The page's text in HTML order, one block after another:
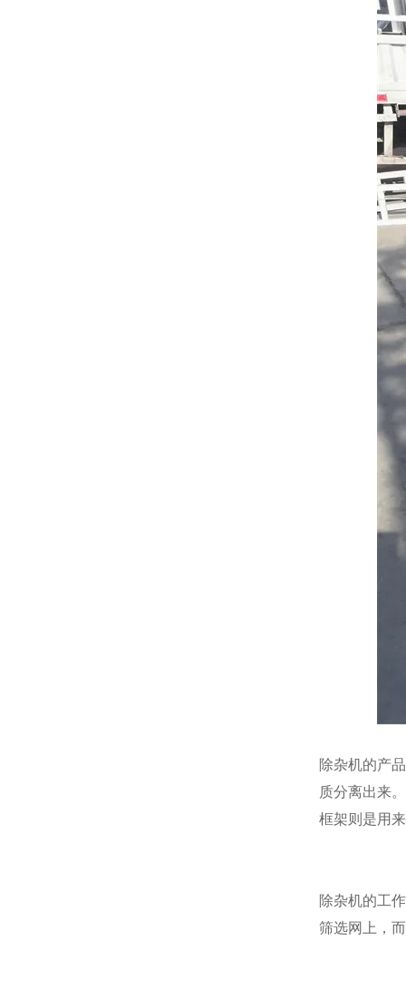
除杂机的产
质分离出来
框架则是用
除杂机的工
筛选网上，